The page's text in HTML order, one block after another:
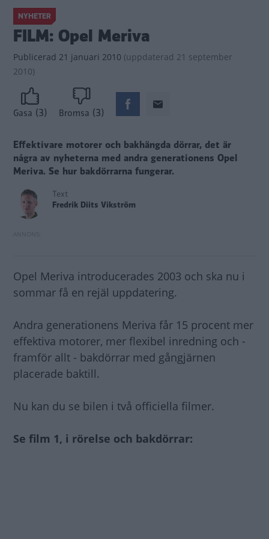
NYHETER
FILM: Opel Meriva
Publicerad 21 januari 2010 (uppdaterad 21 september
2010)
Gasa (3) Bromsa (3)
Effektivare motorer och bakhängda dörrar, det är
några av nyheterna med andra generationens Opel
Meriva. Se hur bakdörrarna fungerar.
Text
Fredrik Diits Vikström
Opel Meriva introducerades 2003 och ska nu i
sommar få en rejäl uppdatering.
Andra generationens Meriva får 15 procent mer
effektiva motorer, mer flexibel inredning och -
framför allt - bakdörrar med gångjärnen
placerade baktill.
Nu kan du se bilen i två officiella filmer.
Se film 1, i rörelse och bakdörrar: